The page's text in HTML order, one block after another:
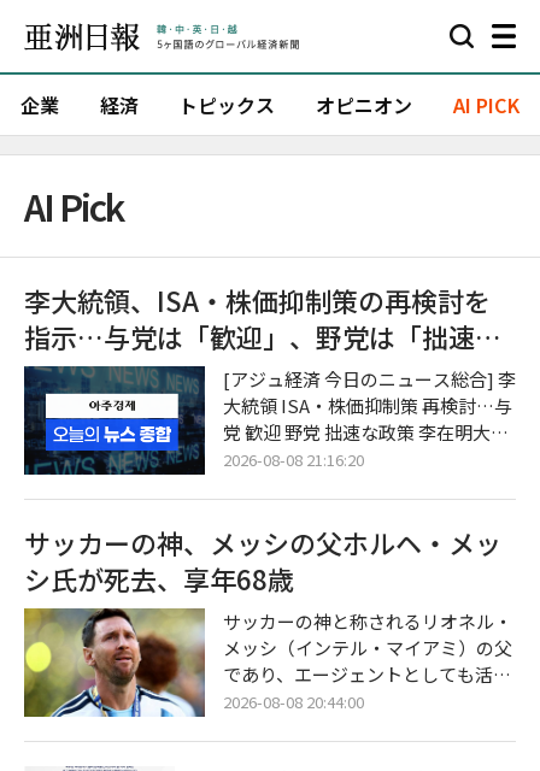
企業 経済 トピックス オピニオン AI PICK
AI Pick
李大統領、ISA・株価抑制策の再検討を
指示…与党は「歓迎」、野党は「拙速な
政策」と批判
[アジュ経済 今日のニュース総合] 李
大統領 ISA・株価抑制策 再検討…与
党 歓迎 野党 拙速な政策 李在明大統
領は、政府の個人総合資産管理口座
与党の共に民主党は「問題を正すき
っかけになった」と歓迎したが、野
党の国民の力は「世論に押されての
拙速な政策」と批判した。 8日、政
治界によると、李大統領は前日、最
近政府が発表した税制改編案に含ま
れる「個人総合資産管理口座」（IS
案」を全面的に再検討するよう指示
2026-08-08 21:16:20
サッカーの神、メッシの父ホルヘ・メッ
シ氏が死去、享年68歳
サッカーの神と称されるリオネル・
メッシ（インテル・マイアミ）の父
であり、エージェントとしても活動
していたホルヘ・メッシ氏が68歳で
2026-08-08 20:44:00